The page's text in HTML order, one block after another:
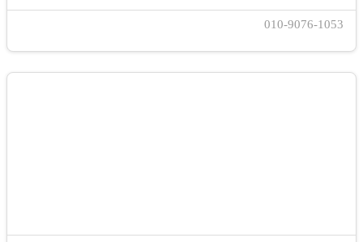
010-9076-1053